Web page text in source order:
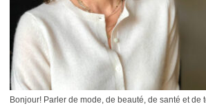
Bonjour! Parler de mode, de beauté, de santé et de